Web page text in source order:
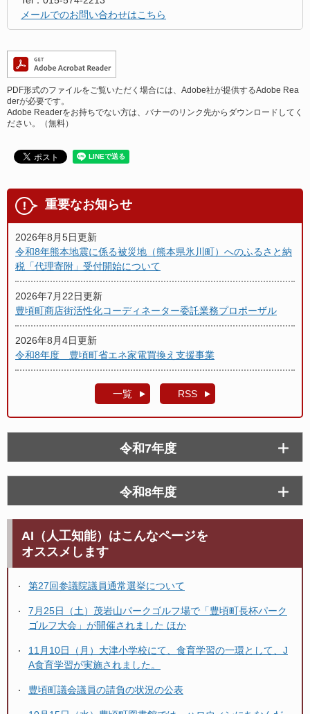
メールでのお問い合わせはこちら
PDF形式のファイルをご覧いただく場合には、Adobe社が提供するAdobe Rea
derが必要です。
Adobe Readerをお持ちでない方は、バナーのリンク先からダウンロードしてく
ださい。（無料）
重要なお知らせ
2026年8月5日更新
令和8年熊本地震に係る被災地（熊本県氷川町）へのふるさと納
税「代理寄附」受付開始について
2026年7月22日更新
豊頃町商店街活性化コーディネーター委託業務プロポーザル
2026年8月4日更新
令和8年度 豊頃町省エネ家電買換え支援事業
一覧 RSS
令和7年度
令和8年度
AI（人工知能）はこんなページを
オススメします
第27回参議院議員通常選挙について
7月25日（土）茂岩山パークゴルフ場で「豊頃町長杯パーク
ゴルフ大会」が開催されました ほか
11月10日（月）大津小学校にて、食育学習の一環として、J
A食育学習が実施されました。
豊頃町議会議員の請負の状況の公表